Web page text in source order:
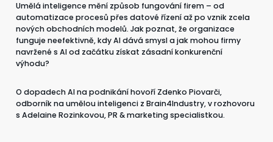
AKCE
BLOG
DIGITÁLNÍ AUDIT ZDARMA
Umělá inteligence mění způsob fungování firem – od
automatizace procesů přes datové řízení až po vznik zcela
nových obchodních modelů. Jak poznat, že organizace
funguje neefektivně, kdy AI dává smysl a jak mohou firmy
navržené s AI od začátku získat zásadní konkurenční
výhodu?
O dopadech AI na podnikání hovoří Zdenko Piovarči,
odborník na umělou inteligenci z Brain4Industry, v rozhovoru
s Adelaine Rozinkovou, PR & marketing specialistkou.